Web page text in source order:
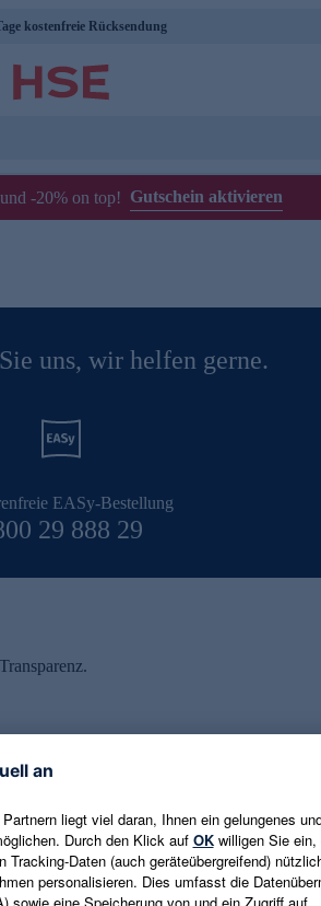
kostenfreie Rücksendung
-20% on top! Gutschein aktivieren
uns, wir helfen gerne.
EASy-Bestellung
29 888 29
in
E-Mail-Adresse eingeben